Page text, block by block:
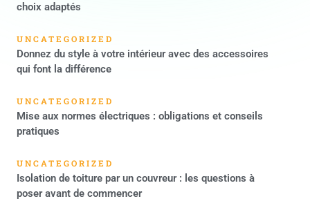
choix adaptés
UNCATEGORIZED
Donnez du style à votre intérieur avec des accessoires
qui font la différence
UNCATEGORIZED
Mise aux normes électriques : obligations et conseils
pratiques
UNCATEGORIZED
Isolation de toiture par un couvreur : les questions à
poser avant de commencer